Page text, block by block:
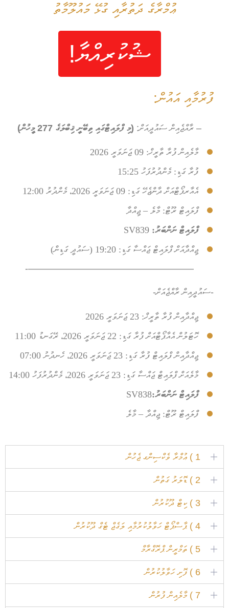
ޢުމްރާގެ ދަތުރާއި ގުޅޭ މައުލޫމާތު
ޝުކުރިއްޔާ!
ފުރުމާއި އައުން:
– ރާއްޖެއިން ސައުދީއަށް: (މި ފްލައިޓްގައި ތިބޭނީ ޤިބްލަގެ 277 މީހުން)
މާލެއިން ފުރާ ތާރީޚް:
ފުރާ ގަޑި: މެންދުރުފަހު 15:25
އެއާރޕޯޓްއަށް ދާންޖެހޭ ގަޑި: 09 ޖަނަވަރީ 2026، މެންދުރު 12:00
ފްލައިޓް ރޫޓް:މާލެ – ޖިއްދާ
ފްލައިޓް ނަންބަރު: SV839
ޖިއްދާއަށް ފްލައިޓް ޖައްސާ ގަޑި:
——————————————————-
-ސައުދީއިން ރާއްޖެއަށް-
ޖިއްދާއިން ފުރާ ތާރީޚް:
ހޮޓަލުން އެއާޕޯޓްއަށް ފުރާ ގަޑި:
ޖިއްދާއިން ފްލައިޓް ފުރާ ގަޑި: 23 ޖަނަވަރީ
މާލެއަށް ފްލައިޓް ޖައްސާ ގަޑި: 23 ޖަނަވަރީ
2026، މެންދުރުފަހު 14:00
ފްލައިޓް ނަންބަރު:SV838
ފްލައިޓް ރޫޓް: ޖިއްދާ – މާލެ
1 ) ޢުމްރާ ވެކްސިންގ ޖެހުން
2 ) ޑޮލަރު ގަތުން
3 ) ކިޓް ދޫކުރުން
4 ) ޕާސްޕޯޓް ހަވާލުކުރުމާއި ލަގެޖް ޓެގް ދޫކުރުން
5 ) ތަމްރީން ޕްރޮގްރާމް
6 ) ފޮށި ހަވާލުކުރުން
7 ) މާލެއިން ފުރުން